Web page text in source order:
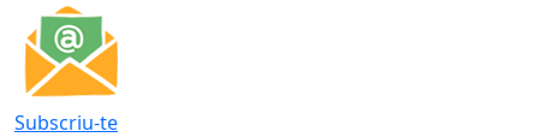
Subscriu-te